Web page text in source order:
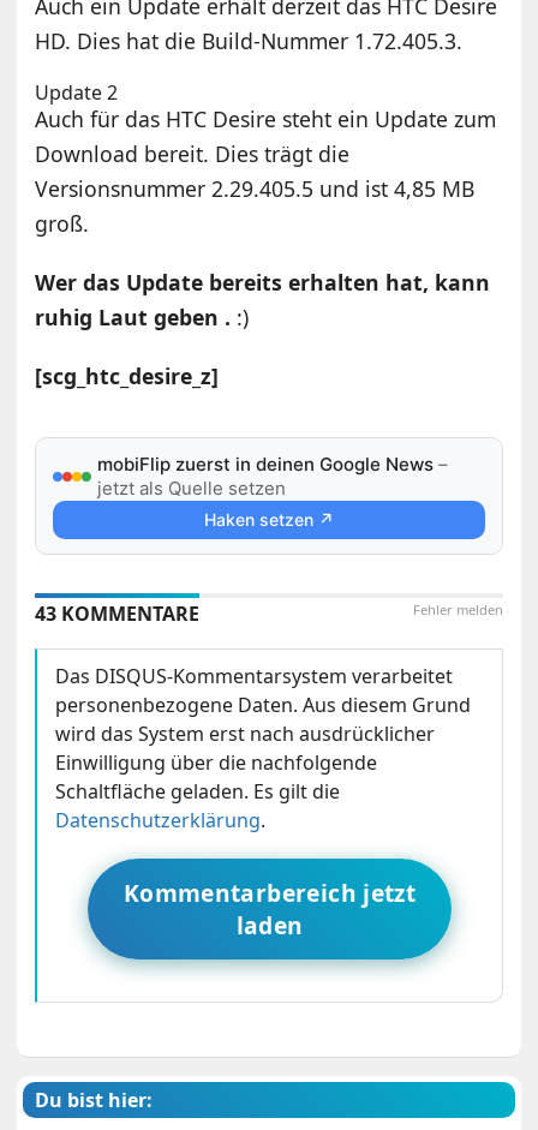
Auch ein Update erhält derzeit das HTC Desire
HD. Dies hat die Build-Nummer 1.72.405.3.
Update 2
Auch für das HTC Desire steht ein Update zum
Download bereit. Dies trägt die
Versionsnummer 2.29.405.5 und ist 4,85 MB
groß.
Wer das Update bereits erhalten hat, kann
ruhig Laut geben . :)
[scg_htc_desire_z]
mobiFlip zuerst in deinen Google News –
jetzt als Quelle setzen
Haken setzen ↗
Fehler melden
43 KOMMENTARE
Das DISQUS-Kommentarsystem verarbeitet
personenbezogene Daten. Aus diesem Grund
wird das System erst nach ausdrücklicher
Einwilligung über die nachfolgende
Schaltfläche geladen. Es gilt die
Datenschutzerklärung.
Kommentarbereich jetzt
laden
Du bist hier: